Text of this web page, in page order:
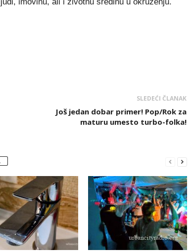
SLEDEĆI ČLANAK
Još jedan dobar primer! Pop/Rok za
maturu umesto turbo-folka!